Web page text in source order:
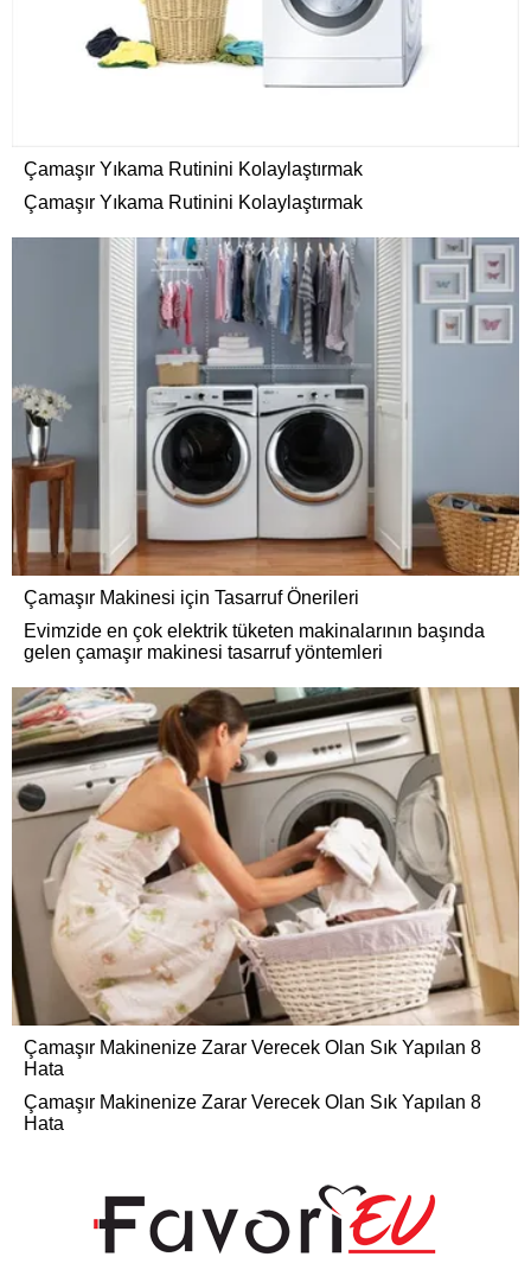
Çamaşır Yıkama Rutinini Kolaylaştırmak
Çamaşır Yıkama Rutinini Kolaylaştırmak
Çamaşır Makinesi için Tasarruf Önerileri
Evimzide en çok elektrik tüketen makinalarının başında
gelen çamaşır makinesi tasarruf yöntemleri
Çamaşır Makinenize Zarar Verecek Olan Sık Yapılan 8
Hata
Çamaşır Makinenize Zarar Verecek Olan Sık Yapılan 8
Hata